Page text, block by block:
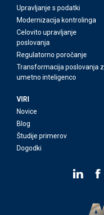
Upravljanje s podatki
Modernizacija kontrolinga
Celovito upravljanje
poslovanja
Regulatorno poročanje
Transformacija poslovanja z
umetno inteligenco
VIRI
Novice
Blog
Študije primerov
Dogodki